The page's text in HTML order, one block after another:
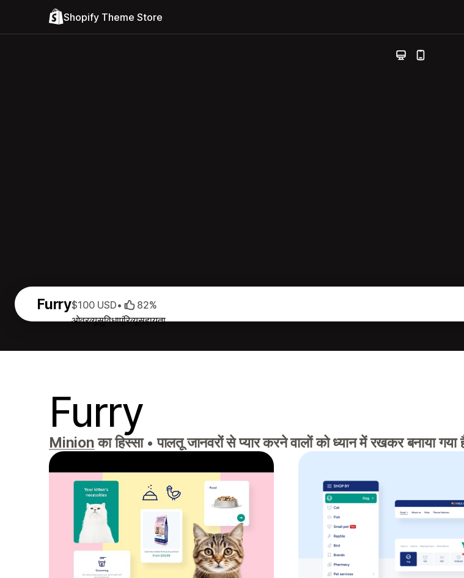
Shopify Theme Store
Furry
ओवरव्यूसुविधाएंरिव्यूसहायता
$100 USD• 82%
Furry
Minionका हिस्सा • पालतू जानवरों से प्यार करने वालों को ध्यान में रखकर बनाया